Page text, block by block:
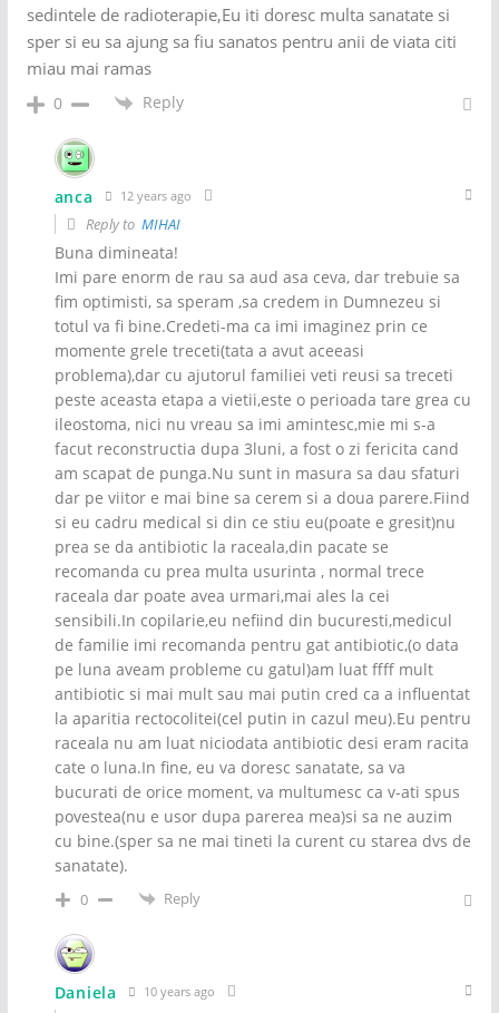
sedintele de radioterapie,Eu iti doresc multa sanatate si
sper si eu sa ajung sa fiu sanatos pentru anii de viata citi
miau mai ramas
0 Reply
anca 12 years ago
Reply to MIHAI
Buna dimineata!
Imi pare enorm de rau sa aud asa ceva, dar trebuie sa
fim optimisti, sa speram ,sa credem in Dumnezeu si
totul va fi bine.Credeti-ma ca imi imaginez prin ce
momente grele treceti(tata a avut aceeasi
problema),dar cu ajutorul familiei veti reusi sa treceti
peste aceasta etapa a vietii,este o perioada tare grea cu
ileostoma, nici nu vreau sa imi amintesc,mie mi s-a
facut reconstructia dupa 3luni, a fost o zi fericita cand
am scapat de punga.Nu sunt in masura sa dau sfaturi
dar pe viitor e mai bine sa cerem si a doua parere.Fiind
si eu cadru medical si din ce stiu eu(poate e gresit)nu
prea se da antibiotic la raceala,din pacate se
recomanda cu prea multa usurinta , normal trece
raceala dar poate avea urmari,mai ales la cei
sensibili.In copilarie,eu nefiind din bucuresti,medicul
de familie imi recomanda pentru gat antibiotic,(o data
pe luna aveam probleme cu gatul)am luat ffff mult
antibiotic si mai mult sau mai putin cred ca a influentat
la aparitia rectocolitei(cel putin in cazul meu).Eu pentru
raceala nu am luat niciodata antibiotic desi eram racita
cate o luna.In fine, eu va doresc sanatate, sa va
bucurati de orice moment, va multumesc ca v-ati spus
povestea(nu e usor dupa parerea mea)si sa ne auzim
cu bine.(sper sa ne mai tineti la curent cu starea dvs de
sanatate).
0 Reply
Daniela 10 years ago